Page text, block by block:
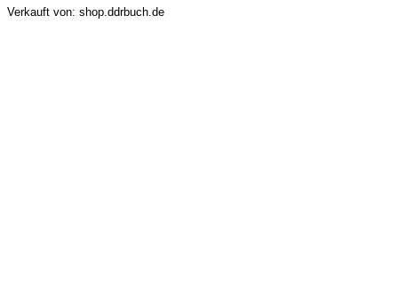
Verkauft von: shop.ddrbuch.de